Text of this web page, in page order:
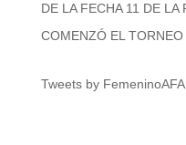
DE LA FECHA 11 DE LA
COMENZÓ EL
Tweets by FemeninoAFA